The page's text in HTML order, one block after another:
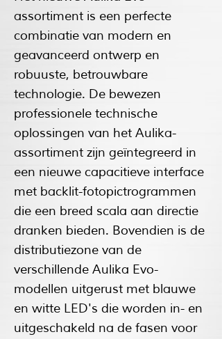
assortiment is een perfecte
combinatie van modern en
geavanceerd ontwerp en
robuuste, betrouwbare
technologie. De bewezen
professionele technische
oplossingen van het Aulika-
assortiment zijn geïntegreerd in
een nieuwe capacitieve interface
met backlit-fotopictrogrammen
die een breed scala aan directie
dranken bieden. Bovendien is de
distributiezone van de
verschillende Aulika Evo-
modellen uitgerust met blauwe
en witte LED's die worden in- en
uitgeschakeld na de fasen voor